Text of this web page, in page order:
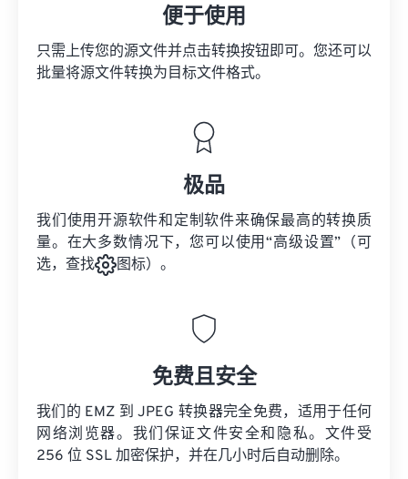
便于使用
只需上传您的源文件并点击转换按钮即可。您还可以
批量将源文件转换为目标文件格式。
极品
我们使用开源软件和定制软件来确保最高的转换质
量。在大多数情况下，您可以使用“高级设置”（可
选，查找
图标）。
免费且安全
我们的 EMZ 到 JPEG 转换器完全免费，适用于任何
网络浏览器。我们保证文件安全和隐私。文件受
256 位 SSL 加密保护，并在几小时后自动删除。